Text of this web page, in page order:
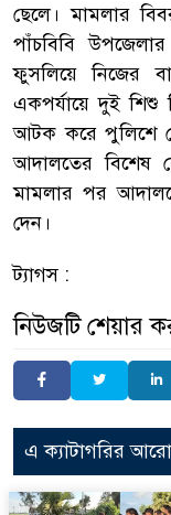
ছেলে। মামলার
পাঁচবিবি উপজেলার
ফুসলিয়ে নিজের
একপর্যায়ে দুই
আটক করে পুলিশে
আদালতের বিশেষ
মামলার পর
দেন।
ট্যাগস :
নিউজটি শেয়ার
এ ক্যাটাগরির